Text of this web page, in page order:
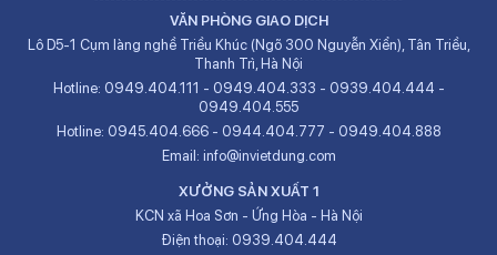
VĂN PHÒNG GIAO DỊCH
Lô D5-1 Cụm làng nghề Triều Khúc (Ngõ 300 Nguyễn Xiển), Tân Triều,
Thanh Trì, Hà Nội
Hotline: 0949.404.111 - 0949.404.333 - 0939.404.444 -
0949.404.555
Hotline: 0945.404.666- 0944.404.777 - 0949.404.888
Email: info@invietdung.com
XƯỞNG SẢN XUẤT 1
KCN xã Hoa Sơn - Ứng Hòa - Hà Nội
Điện thoại: 0939.404.444